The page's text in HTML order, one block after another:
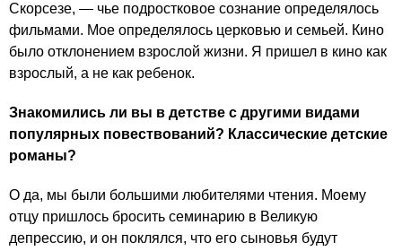
Скорсезе, — чье подростковое сознание определялось
фильмами. Мое определялось церковью и семьей. Кино
было отклонением взрослой жизни. Я пришел в кино как
взрослый, а не как ребенок.
Знакомились ли вы в детстве с другими видами
популярных повествований? Классические детские
романы?
О да, мы были большими любителями чтения. Моему
отцу пришлось бросить семинарию в Великую
депрессию, и он поклялся, что его сыновья будут